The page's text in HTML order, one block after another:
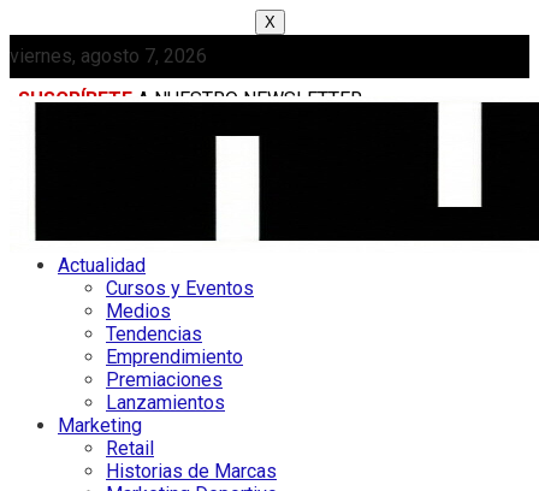
X
viernes, agosto 7, 2026
SUSCRÍBETE A NUESTRO NEWSLETTER
Actualidad
Cursos y Eventos
Medios
Tendencias
Emprendimiento
Premiaciones
Lanzamientos
Marketing
Retail
Historias de Marcas